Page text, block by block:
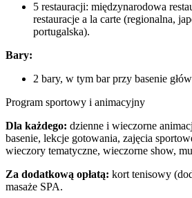
5 restauracji: międzynarodowa
restauracje a la carte (regionalna,
portugalska).
Bary:
2 bary, w tym bar przy basenie
Program sportowy i animacyjny
Dla każdego: dzienne i wieczorne
basenie, lekcje gotowania, zajęcia
wieczory tematyczne, wieczorne show,
Za dodatkową opłatą: kort tenisowy
masaże SPA.